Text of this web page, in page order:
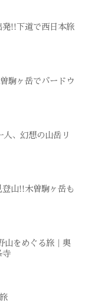
発!!下道で西日本旅
駒ヶ岳でバードウ
人、幻想の山岳リ
登山!!木曽駒ヶ岳も
山をめぐる旅｜奥
寺